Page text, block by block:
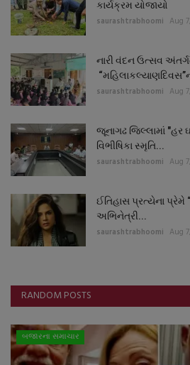
કાર્યક્રમ યોજાયો
saurashtrabhoomi Aug
નારી વંદન ઉત્સવ
saurashtrabhoomi Aug
જૂનાગઢ જિલ્લામાં "હર
વિભીષિકા સ્મૃતિ...
saurashtrabhoomi Aug
ઈતિહાસ પ્રત્યેના પ્રેમે
અભિનેત્રી...
saurashtrabhoomi Aug
RANDOM POSTS
બજારના સમાચાર